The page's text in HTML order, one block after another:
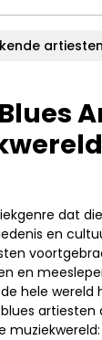
artiesten
dat
en
en
hele wereld
muziekwereld: